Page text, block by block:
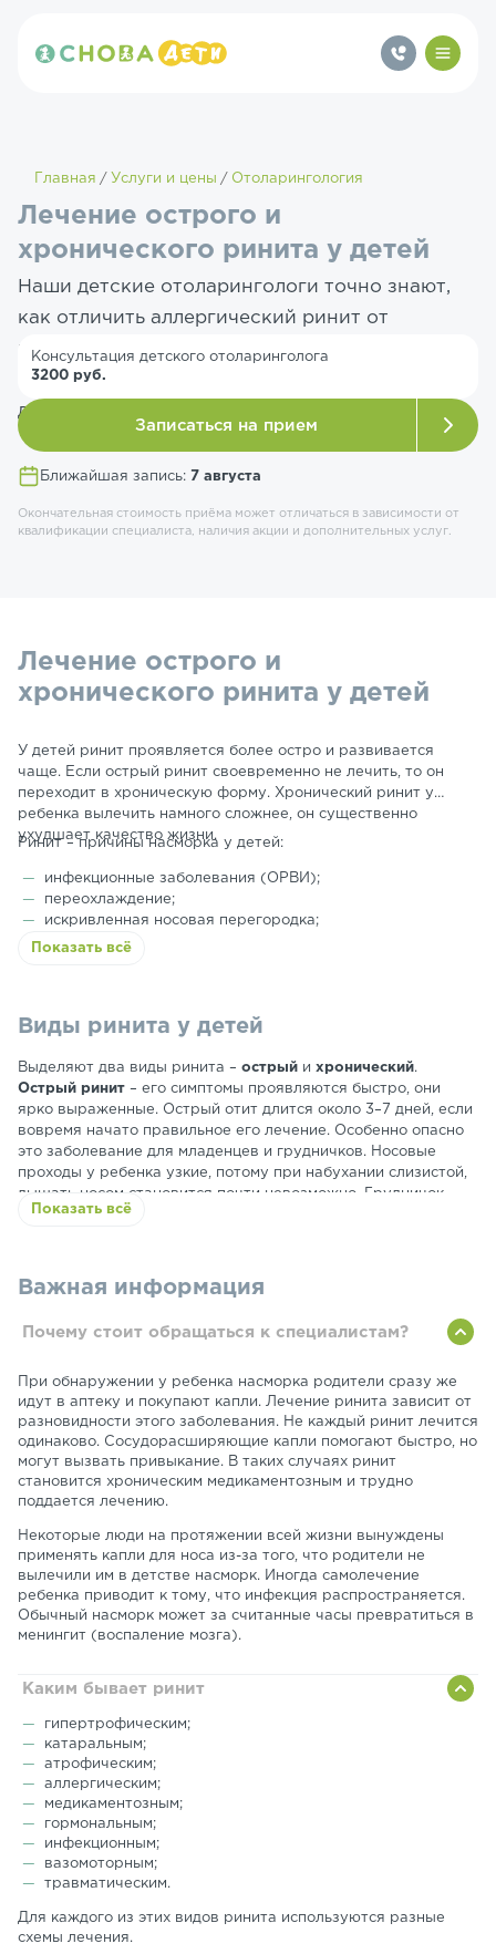
Главная Услуги и цены Отоларингология
Лечение острого и
хронического ринита у детей
Наши детские отоларингологи точно знают,
как отличить аллергический ринит от
инфекционного, когда нужны
сосудосуживающие капли и как избежать их
длительного применения.
Ближайшая запись: 7 августа
Консультация детского отоларинголога
3200 руб.
Записаться на прием
Окончательная стоимость приёма может отличаться в зависимости от
квалификации специалиста, наличия акции и дополнительных услуг.
Лечение острого и
хронического ринита у детей
У детей ринит проявляется более остро и развивается
чаще. Если острый ринит своевременно не лечить, то он
переходит в хроническую форму. Хронический ринит у
ребенка вылечить намного сложнее, он существенно
ухудшает качество жизни.
Ринит – причины насморка у детей:
инфекционные заболевания (ОРВИ);
переохлаждение;
искривленная носовая перегородка;
слизистая разражается от воздействия пыли, дыма,
травмы носа.
Показать всё
Виды ринита у детей
Выделяют два виды ринита – острый и хронический.
Острый ринит – его симптомы проявляются быстро, они
ярко выраженные. Острый отит длится около 3–7 дней, если
вовремя начато правильное его лечение. Особенно опасно
это заболевание для младенцев и грудничков. Носовые
проходы у ребенка узкие, потому при набухании слизистой,
дышать носом становится почти невозможно. Грудничок
дышит поверхностно и часто, а это может вызвать гипоксию.
Хронический ринит
легкой форме, нос закладывает периодически. При
кровотечения, периодические обильные гнойные выделения,
Показать всё
Важная информация
Почему стоит обращаться к специалистам?
При обнаружении у ребенка насморка родители сразу же
идут в аптеку и покупают капли. Лечение ринита зависит от
разновидности этого заболевания. Не каждый ринит лечится
одинаково. Сосудорасширяющие капли помогают быстро, но
могут вызвать привыкание. В таких случаях ринит
становится хроническим медикаментозным и трудно
поддается лечению.
Некоторые люди на протяжении всей жизни вынуждены
применять капли для носа из-за того, что родители не
вылечили им в детстве насморк. Иногда самолечение
ребенка приводит к тому, что инфекция распространяется.
Обычный насморк может за считанные часы превратиться в
менингит (воспаление мозга).
Каким бывает ринит
гипертрофическим;
катаральным;
атрофическим;
аллергическим;
медикаментозным;
гормональным;
инфекционным;
вазомоторным;
травматическим.
Для каждого из этих видов ринита используются разные
схемы лечения.